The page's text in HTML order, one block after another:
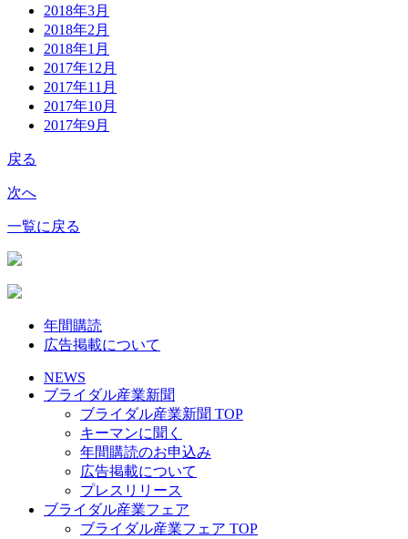
2018年3月
2018年2月
2018年1月
2017年12月
2017年11月
2017年10月
2017年9月
戻る
次へ
一覧に戻る
年間購読
広告掲載について
NEWS
ブライダル産業新聞
ブライダル産業新聞 TOP
キーマンに聞く
年間購読のお申込み
広告掲載について
プレスリリース
ブライダル産業フェア
ブライダル産業フェア TOP